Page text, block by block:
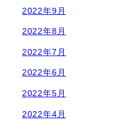
2022年9月
2022年8月
2022年7月
2022年6月
2022年5月
2022年4月